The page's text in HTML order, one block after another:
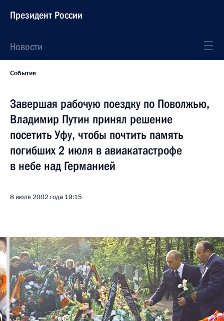
Президент России
Новости
События
Завершая рабочую поездку по Поволжью,
Владимир Путин принял решение
посетить Уфу, чтобы почтить память
погибших 2 июля в авиакатастрофе
в небе над Германией
8 июля 2002 года 19:15